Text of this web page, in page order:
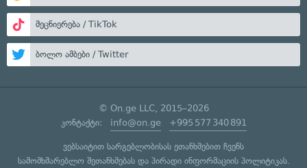
მეცნიერება / TikTok
ბოლო ამბები / Twitter
© On.ge LLC, 2015–2026
კონტაქტი: info@on.ge +995 577 340 891
ვებსაიტით სარგებლობისას ეთანხმებით ჩვენს
სამომხმარებლო შეთანხმებასდა პირადი ინფორმაციის პოლიტიკას.